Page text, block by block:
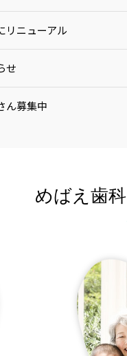
リニューアル
せ
ん募集中
ました。
めばえ歯